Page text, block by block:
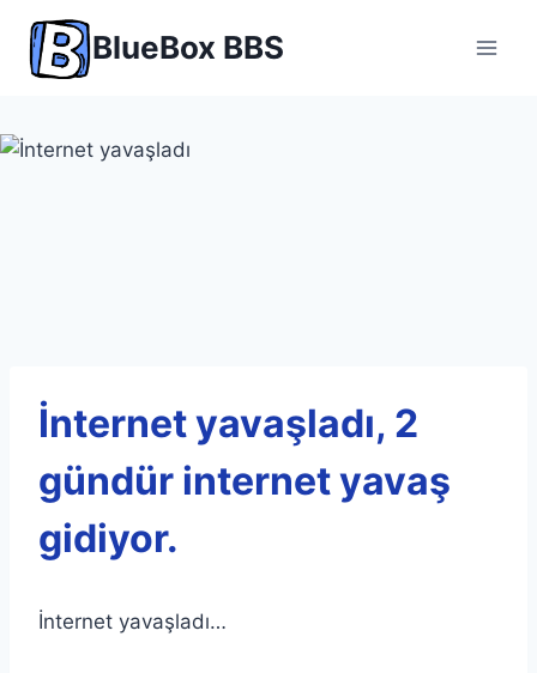
content
BlueBox BBS
İnternet yavaşladı, 2
gündür internet yavaş
gidiyor.
İnternet yavaşladı…